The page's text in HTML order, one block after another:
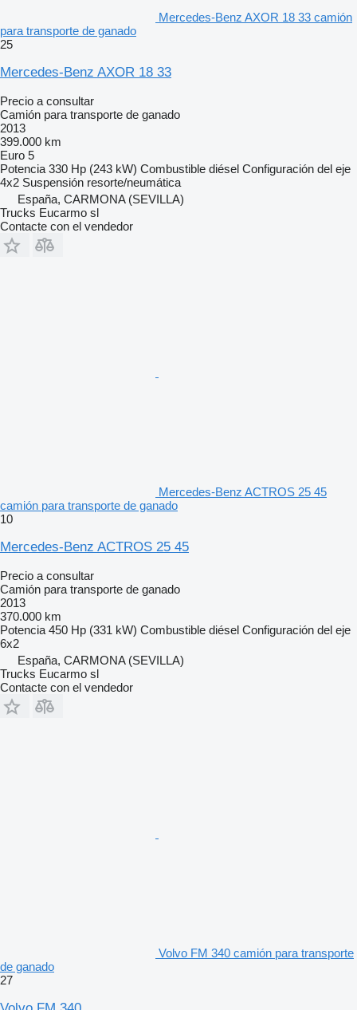
Mercedes-Benz AXOR 18 33 camión
para transporte de ganado
25
Mercedes-Benz AXOR 18 33
Precio a consultar
Camión para transporte de ganado
2013
399.000 km
Euro 5
Potencia 330 Hp (243 kW) Combustible diésel Configuración del eje
4x2 Suspensión resorte/neumática
España, CARMONA (SEVILLA)
Trucks Eucarmo sl
Contacte con el vendedor
Mercedes-Benz ACTROS 25 45
camión para transporte de ganado
10
Mercedes-Benz ACTROS 25 45
Precio a consultar
Camión para transporte de ganado
2013
370.000 km
Potencia 450 Hp (331 kW) Combustible diésel Configuración del eje
6x2
España, CARMONA (SEVILLA)
Trucks Eucarmo sl
Contacte con el vendedor
Volvo FM 340 camión para transporte
de ganado
27